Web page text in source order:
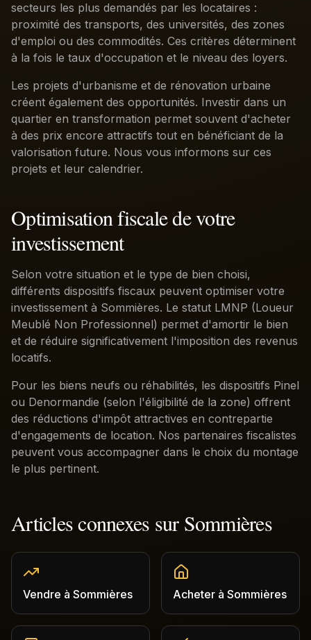
secteurs les plus demandés par les locataires :
proximité des transports, des universités, des zones
d'emploi ou des commodités. Ces critères déterminent
à la fois le taux d'occupation et le niveau des loyers.
Les projets d'urbanisme et de rénovation urbaine
créent également des opportunités. Investir dans un
quartier en transformation permet souvent d'acheter
à des prix encore attractifs tout en bénéficiant de la
valorisation future. Nous vous informons sur ces
projets et leur calendrier.
Optimisation fiscale de votre
investissement
Selon votre situation et le type de bien choisi,
différents dispositifs fiscaux peuvent optimiser votre
investissement à Sommières. Le statut LMNP (Loueur
Meublé Non Professionnel) permet d'amortir le bien
et de réduire significativement l'imposition des revenus
locatifs.
Pour les biens neufs ou réhabilités, les dispositifs Pinel
ou Denormandie (selon l'éligibilité de la zone) offrent
des réductions d'impôt attractives en contrepartie
d'engagements de location. Nos partenaires fiscalistes
peuvent vous accompagner dans le choix du montage
le plus pertinent.
Articles connexes sur Sommières
Vendre à Sommières Acheter à Sommières